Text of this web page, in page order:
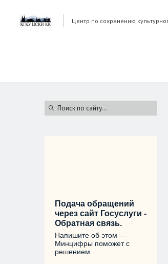
Центр по сохранению
Подача обращений
через сайт Госуслуги -
Обратная связь.
Напишите об этом —
Минцифры поможет с
решением